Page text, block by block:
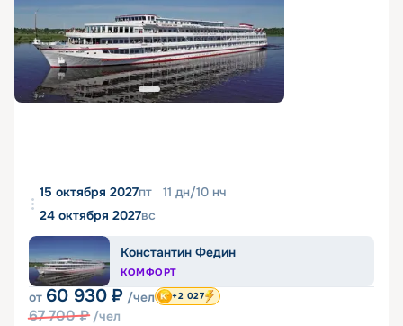
15 октября 2027пт 11 дн/10 нч
24 октября 2027вс
Константин Федин
КОМФОРТ
от 60 930 ₽ /чел
67 700₽ /чел
+2 027